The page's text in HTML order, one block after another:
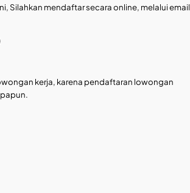
Silahkan mendaftar secara online, melalui email
kerja, karena pendaftaran lowongan